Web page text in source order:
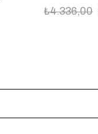
₺4.336,00